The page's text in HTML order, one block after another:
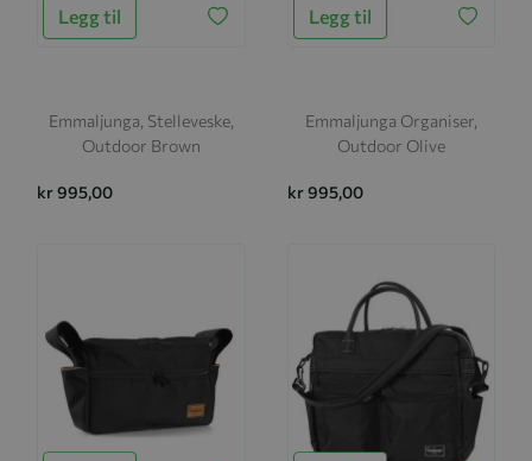
Legg til
Emmaljunga, Stelleveske,
Outdoor Brown
kr 995,00
Legg til
Emmaljunga Organiser,
Outdoor Olive
kr 995,00